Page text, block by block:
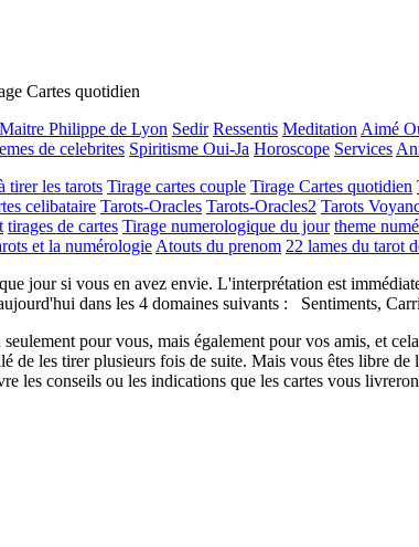
Cartes quotidien
Maitre Philippe de Lyon Sedir Ressentis Meditation Aimé
de celebrites Spiritisme Oui-Ja Horoscope Services
tirer les tarots Tirage cartes couple Tirage Cartes quotidien
celibataire Tarots-Oracles Tarots-Oracles2 Tarots
tirages de cartes Tirage numerologique du jour theme
et la numérologie Atouts du prenom 22 lames du tarot
jour si vous en avez envie. L'interprétation est
dans les 4 domaines suivants : Sentiments,
pour vous, mais également pour vos amis, et
de les tirer plusieurs fois de suite. Mais vous êtes libre de
les conseils ou les indications que les cartes vous